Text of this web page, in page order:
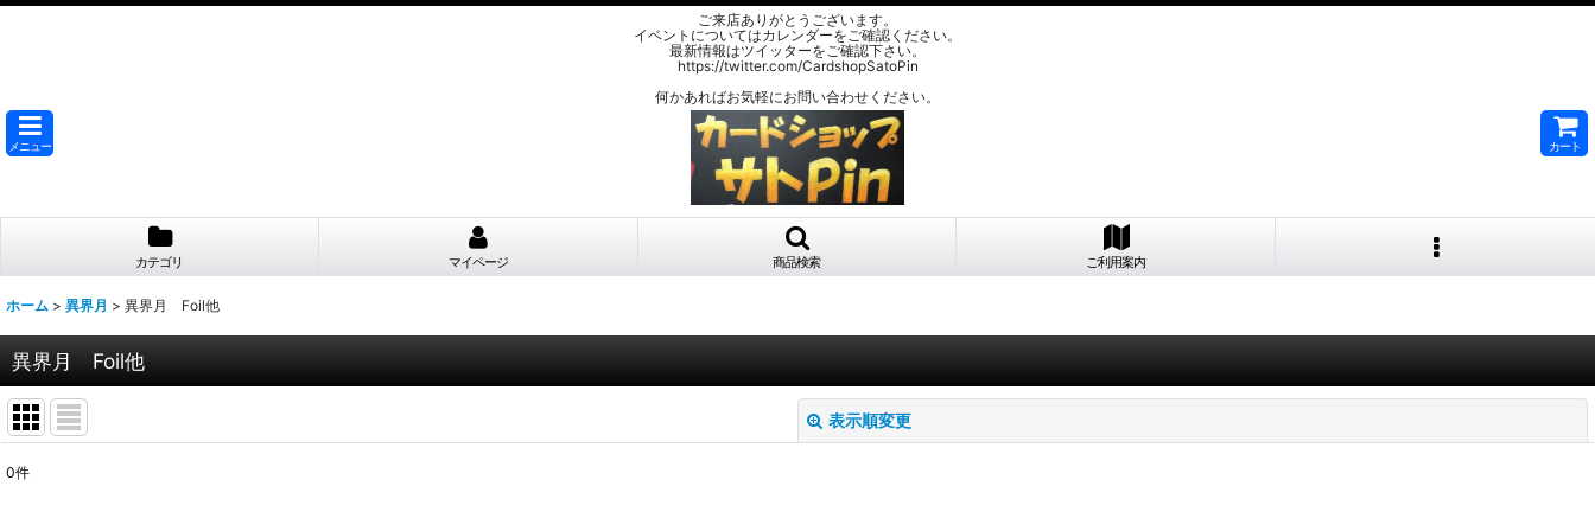
ご来店ありがとうございます。
イベントについてはカレンダーをご確認ください。
最新情報はツイッターをご確認下さい。
https://twitter.com/CardshopSatoPin
何かあればお気軽にお問い合わせください。
メニュー カート
カテゴリ マイページ 商品検索 ご利用案内
ホーム > 異界月 > 異界月 Foil他
異界月 Foil他
表示順変更
0件